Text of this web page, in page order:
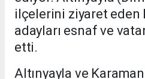
ilçelerini ziyaret
adayları esnaf ve
etti.
Altınyayla ve